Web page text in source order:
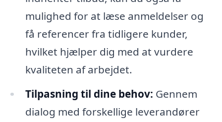
mulighed for at læse anmeldelser og
få referencer fra tidligere kunder,
hvilket hjælper dig med at vurdere
kvaliteten af arbejdet.
Tilpasning til dine behov: Gennem
dialog med forskellige leverandører